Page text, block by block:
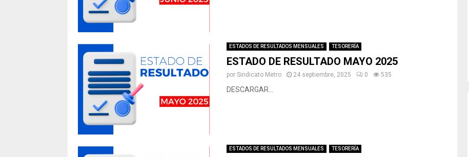
ESTADOS DE RESULTADOS MENSUALES TESORERÍA
ESTADO DE RESULTADO MAYO 2025
por Sindicato Metro 24 septiembre, 2025 0 535
DESCARGAR...
ESTADOS DE RESULTADOS MENSUALES TESORERÍA